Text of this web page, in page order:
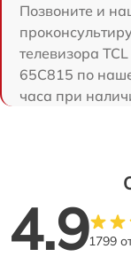
Позвоните и
телевизора
65C815 по
часа при
4.91799